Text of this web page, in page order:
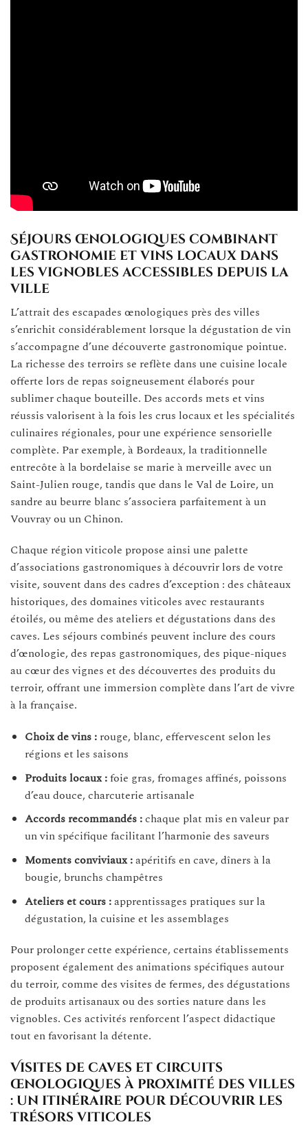
Séjours œnologiques combinant
gastronomie et vins locaux dans
les vignobles accessibles depuis la
ville
L’attrait des escapades œnologiques près des villes
s’enrichit considérablement lorsque la dégustation de vin
s’accompagne d’une découverte gastronomique pointue.
La richesse des terroirs se reflète dans une cuisine locale
offerte lors de repas soigneusement élaborés pour
sublimer chaque bouteille. Des accords mets et vins
réussis valorisent à la fois les crus locaux et les spécialités
culinaires régionales, pour une expérience sensorielle
complète. Par exemple, à Bordeaux, la traditionnelle
entrecôte à la bordelaise se marie à merveille avec un
Saint-Julien rouge, tandis que dans le Val de Loire, un
sandre au beurre blanc s’associera parfaitement à un
Vouvray ou un Chinon.
Chaque région viticole propose ainsi une palette
d’associations gastronomiques à découvrir lors de votre
visite, souvent dans des cadres d’exception : des châteaux
historiques, des domaines viticoles avec restaurants
étoilés, ou même des ateliers et dégustations dans des
caves. Les séjours combinés peuvent inclure des cours
d’œnologie, des repas gastronomiques, des pique-niques
au cœur des vignes et des découvertes des produits du
terroir, offrant une immersion complète dans l’art de vivre
à la française.
Choix de vins :rouge, blanc, effervescent selon les
régions et les saisons
Produits locaux :foie gras, fromages affinés, poissons
d’eau douce, charcuterie artisanale
Accords recommandés :chaque plat mis en valeur par
un vin spécifique facilitant l’harmonie des saveurs
Moments conviviaux :apéritifs en cave, dîners à la
bougie, brunchs champêtres
Ateliers et cours :apprentissages pratiques sur la
dégustation, la cuisine et les assemblages
Pour prolonger cette expérience, certains établissements
proposent également des animations spécifiques autour
du terroir, comme des visites de fermes, des dégustations
de produits artisanaux ou des sorties nature dans les
vignobles. Ces activités renforcent l’aspect didactique
tout en favorisant la détente.
Visites de caves et circuits
œnologiques à proximité des villes
: un itinéraire pour découvrir les
trésors viticoles